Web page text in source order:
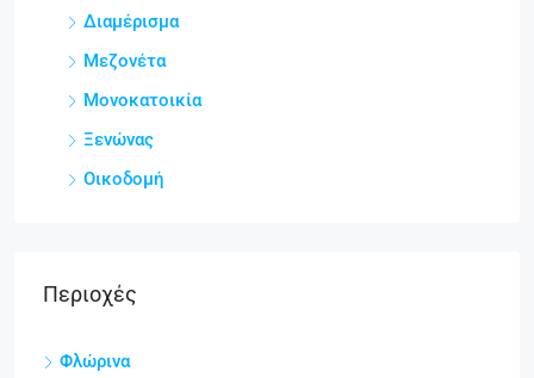
Διαμέρισμα
Μεζονέτα
Μονοκατοικία
Ξενώνας
Οικοδομή
Περιοχές
Φλώρινα